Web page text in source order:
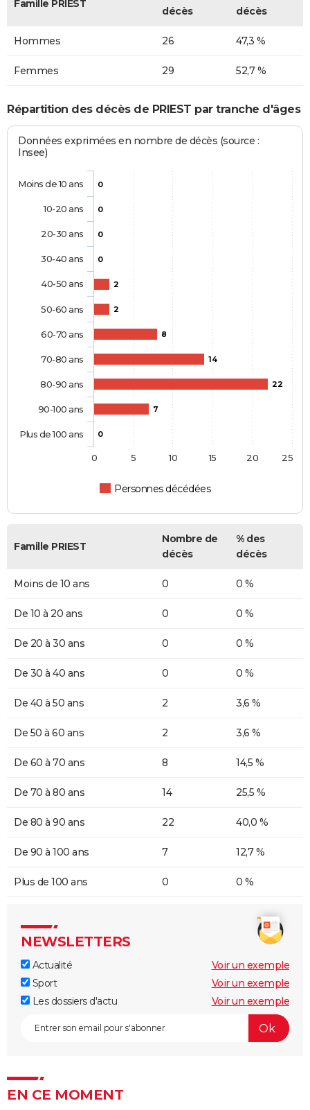
Famille PRIEST
décès
décès
Hommes 26 47,3 %
Femmes 29 52,7 %
Répartition des décès de PRIEST par tranche d'âges
Données exprimées en nombre de décès (source :
Insee)
0
0
0
0
2
2
8
14
22
7
0
Personnes décédées
Moins de 10 ans
10-20 ans
20-30 ans
30-40 ans
40-50 ans
50-60 ans
60-70 ans
70-80 ans
80-90 ans
90-100 ans
Plus de 100 ans
0 5 10 15 20 25
Famille PRIEST
Nombre de
décès
% des
décès
Moins de 10 ans 0 0 %
De 10 à 20 ans 0 0 %
De 20 à 30 ans 0 0 %
De 30 à 40 ans 0 0 %
De 40 à 50 ans 2 3,6 %
De 50 à 60 ans 2 3,6 %
De 60 à 70 ans 8 14,5 %
De 70 à 80 ans 14 25,5 %
De 80 à 90 ans 22 40,0 %
De 90 à 100 ans 7 12,7 %
Plus de 100 ans 0 0 %
NEWSLETTERS
Actualité
Voir un exemple
Sport
Voir un exemple
Les dossiers d'actu
Voir un exemple
EN CE MOMENT